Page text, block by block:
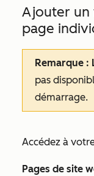
Ajouter un
page
Remarque :
pas
démarrage.
Accédez à
Pages de site